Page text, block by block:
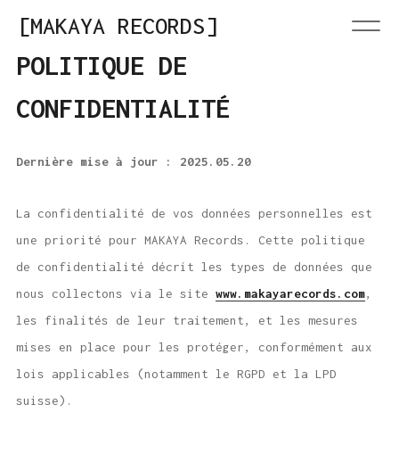
MAKAYA RECORDS
POLITIQUE DE
CONFIDENTIALITÉ
Dernière mise à jour : 2025.05.20
La confidentialité de vos données personnelles est
une priorité pour MAKAYA Records. Cette politique
de confidentialité décrit les types de données que
nous collectons via le site www.makayarecords.com,
les finalités de leur traitement, et les mesures
mises en place pour les protéger, conformément aux
lois applicables (notamment le RGPD et la LPD
suisse).